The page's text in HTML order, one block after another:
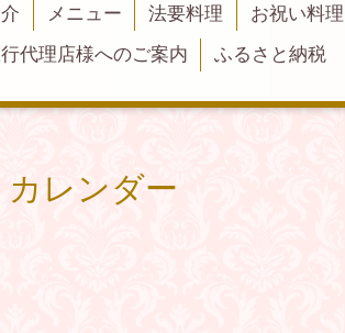
メニュー 法要料理 お祝い料理
代理店様へのご案内 ふるさと納税
カレンダー